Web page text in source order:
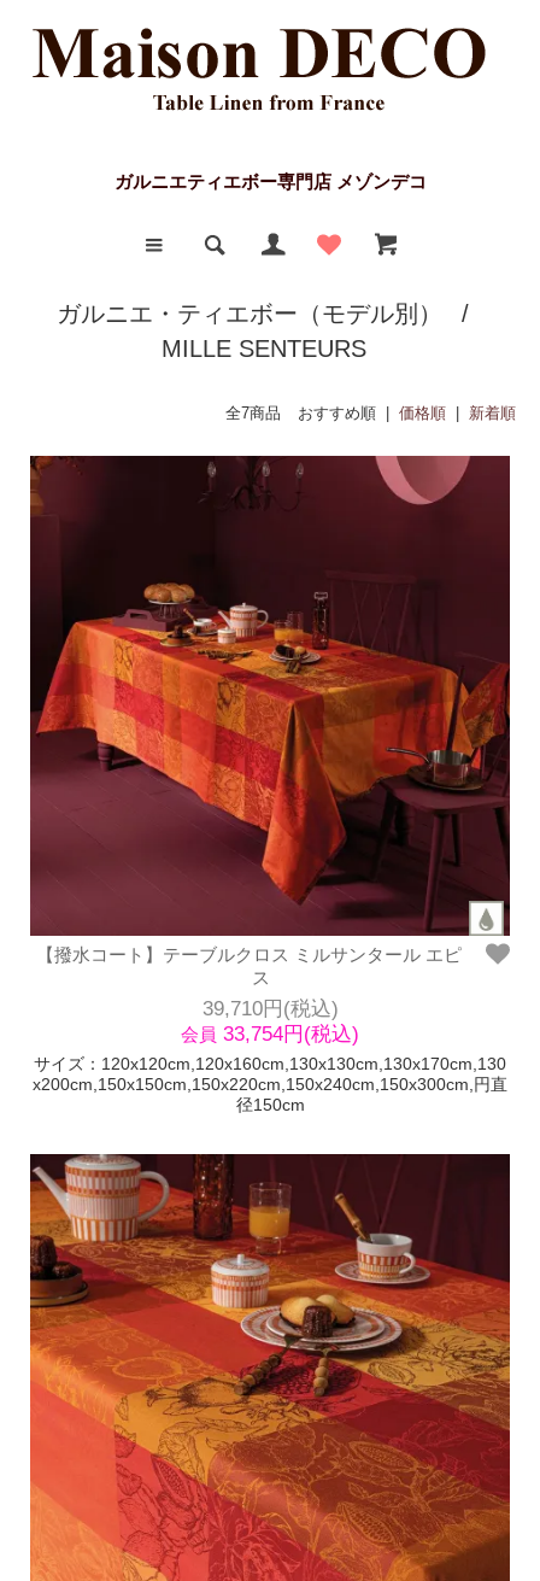
ガルニエティエボー専門店 メゾンデコ
ガルニエ・ティエボー（モデル別）
/
MILLE SENTEURS
全7商品 おすすめ順 | 価格順 新着順
【撥水コート】テーブルクロス ミルサンタール エピ
ス
39,710円(税込)
会員 33,754円(税込)
サイズ：120x120cm,120x160cm,130x130cm,130x170cm,130
x200cm,150x150cm,150x220cm,150x240cm,150x300cm,円直
径150cm